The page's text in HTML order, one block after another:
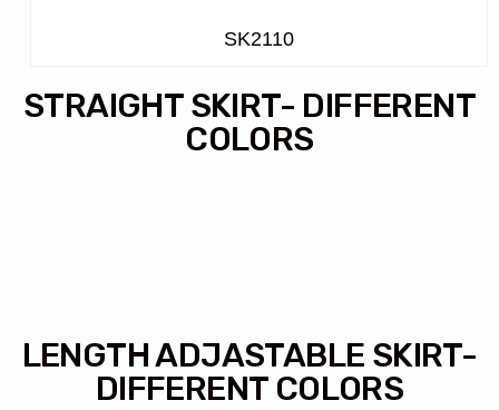
SK2110
STRAIGHT SKIRT- DIFFERENT
COLORS
LENGTH ADJASTABLE SKIRT-
DIFFERENT COLORS